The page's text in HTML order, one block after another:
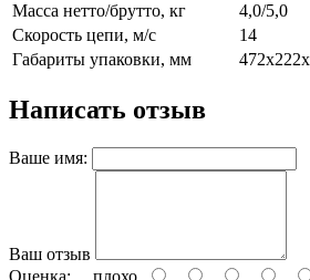
Масса нетто/брутто, кг
4,0/5,0
Скорость цепи, м/с
14
Габариты упаковки, мм
Написать отзыв
Ваше имя:
Ваш отзыв